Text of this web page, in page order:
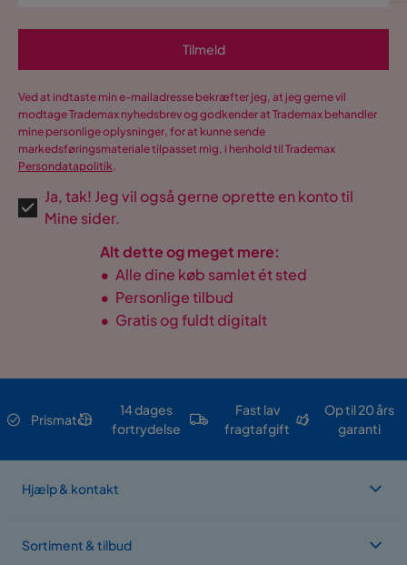
Tilmeld
Ved at indtaste min e-mailadresse bekræfter jeg, at jeg gerne vil
modtage Trademax nyhedsbrev og godkender at Trademax behandler
mine personlige oplysninger, for at kunne sende
markedsføringsmateriale tilpasset mig, i henhold til Trademax
Persondatapolitik.
Ja, tak! Jeg vil også gerne oprette en konto til
Mine sider.
Alt dette og meget mere:
• Alle dine køb samlet ét sted
• Personlige tilbud
• Gratis og fuldt digitalt
Prismatch
14 dages
fortrydelse
Fast lav
fragtafgift
Op til 20 års
garanti
Hjælp & kontakt
Sortiment & tilbud